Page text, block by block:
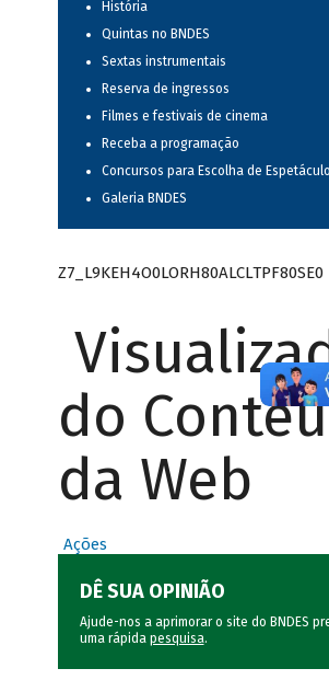
História
Quintas no BNDES
Sextas instrumentais
Reserva de ingressos
Filmes e festivais de cinema
Receba a programação
Concursos para Escolha de
Galeria BNDES
Z7_L9KEH4O0LORH80ALCLTPF80SE0
do
da Web
Ações
DÊ SUA OPINIÃO
Ajude-nos a aprimorar o site do BNDES
uma rápida pesquisa.